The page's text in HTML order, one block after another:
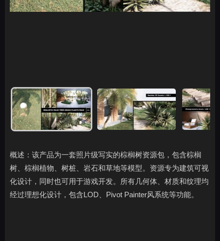
概述：该产品为一套照片级写实的棕榈树资源包，包含棕榈
树、棕榈植物、树桩、岩石和草地等模型。资源专为建筑可视
化设计，同时也可用于游戏开发。所有几何体、材质和纹理均
经过理想化设计，包含LOD、Pivot Painter风系统等功能。